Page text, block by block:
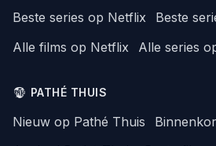
Beste series op Netflix
Beste
Alle films op Netflix
Alle series
PATHÉ THUIS
Nieuw op Pathé Thuis